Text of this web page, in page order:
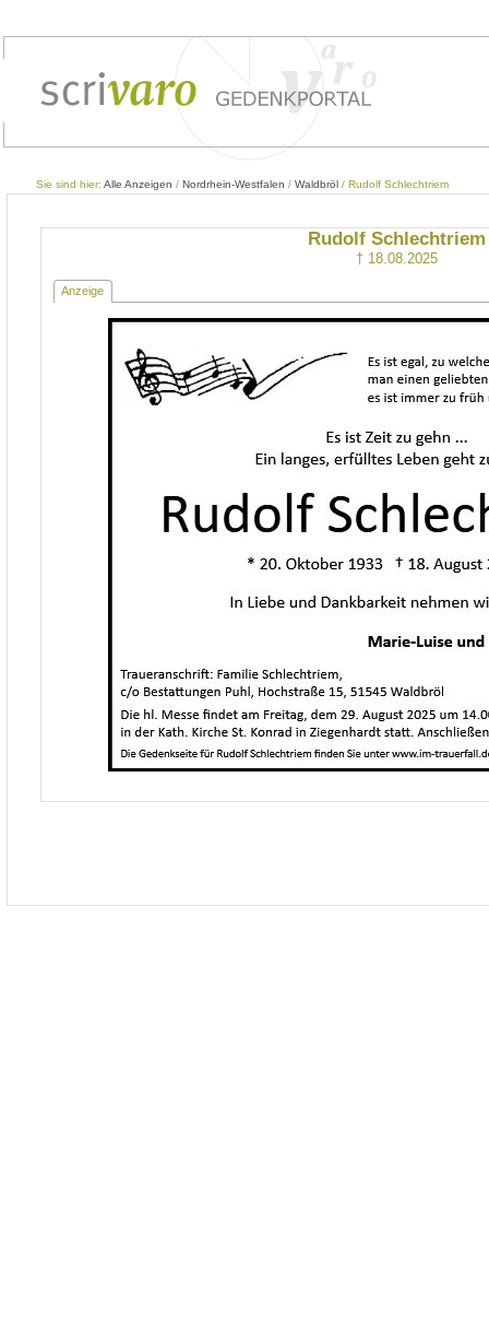
Sie sind hier: Alle Anzeigen / Nordrhein-Westfalen / Waldbröl / Rudolf Schlechtriem
Rudolf Schlechtriem
† 18.08.2025
Anzeige